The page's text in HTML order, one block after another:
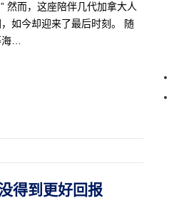
然而，这座陪伴几代加拿大人
如今却迎来了最后时刻。 随
…
得到更好回报